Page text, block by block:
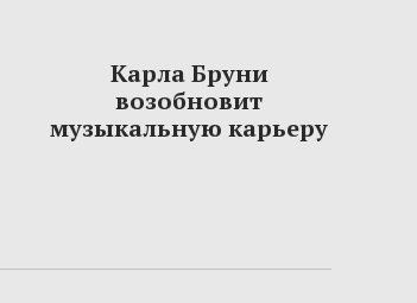
Карла Бруни
возобновит
музыкальную карьеру